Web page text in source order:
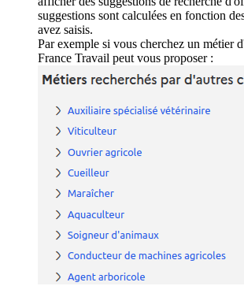
suggestions sont calculées en fonction
avez saisis.
Par exemple si vous cherchez un métier
France Travail peut vous proposer :